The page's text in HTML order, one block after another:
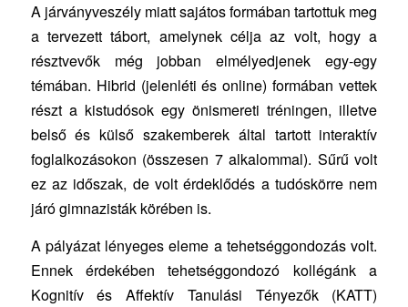
A járványveszély miatt sajátos formában tartottuk meg
a tervezett tábort, amelynek célja az volt, hogy a
résztvevők még jobban elmélyedjenek egy-egy
témában. Hibrid (jelenléti és online) formában vettek
részt a kistudósok egy önismereti tréningen, illetve
belső és külső szakemberek által tartott interaktív
foglalkozásokon (összesen 7 alkalommal). Sűrű volt
ez az időszak, de volt érdeklődés a tudóskörre nem
járó gimnazisták körében is.
A pályázat lényeges eleme a tehetséggondozás volt.
Ennek érdekében tehetséggondozó kollégánk a
Kognitív és Affektív Tanulási Tényezők (KATT)